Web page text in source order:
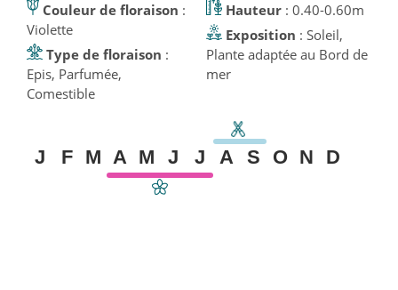
Couleur de floraison :
Violette
Type de floraison :
Epis, Parfumée,
Comestible
Hauteur: 0.40-0.60m
Exposition : Soleil,
Plante adaptée au Bord de
mer
J F M A M J J A S O N D